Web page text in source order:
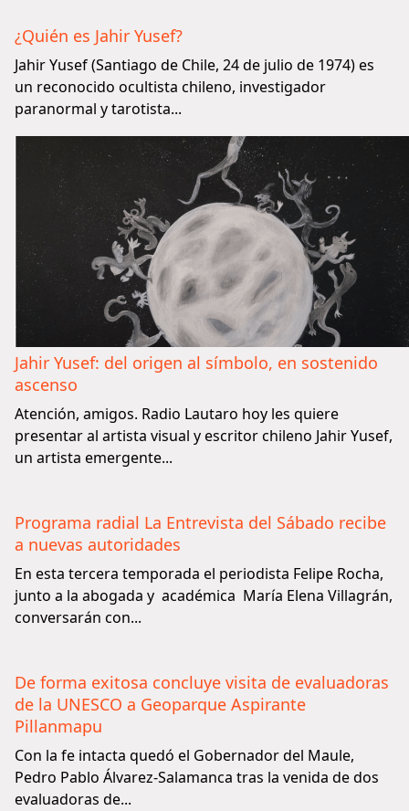
¿Quién es Jahir Yusef?
Jahir Yusef (Santiago de Chile, 24 de julio de 1974) es
un reconocido ocultista chileno, investigador
paranormal y tarotista...
Jahir Yusef: del origen al símbolo, en sostenido
ascenso
Atención, amigos. Radio Lautaro hoy les quiere
presentar al artista visual y escritor chileno Jahir Yusef,
un artista emergente...
Programa radial La Entrevista del Sábado recibe
a nuevas autoridades
En esta tercera temporada el periodista Felipe Rocha,
junto a la abogada y académica María Elena Villagrán,
conversarán con...
De forma exitosa concluye visita de evaluadoras
de la UNESCO a Geoparque Aspirante
Pillanmapu
Con la fe intacta quedó el Gobernador del Maule,
Pedro Pablo Álvarez-Salamanca tras la venida de dos
evaluadoras de...